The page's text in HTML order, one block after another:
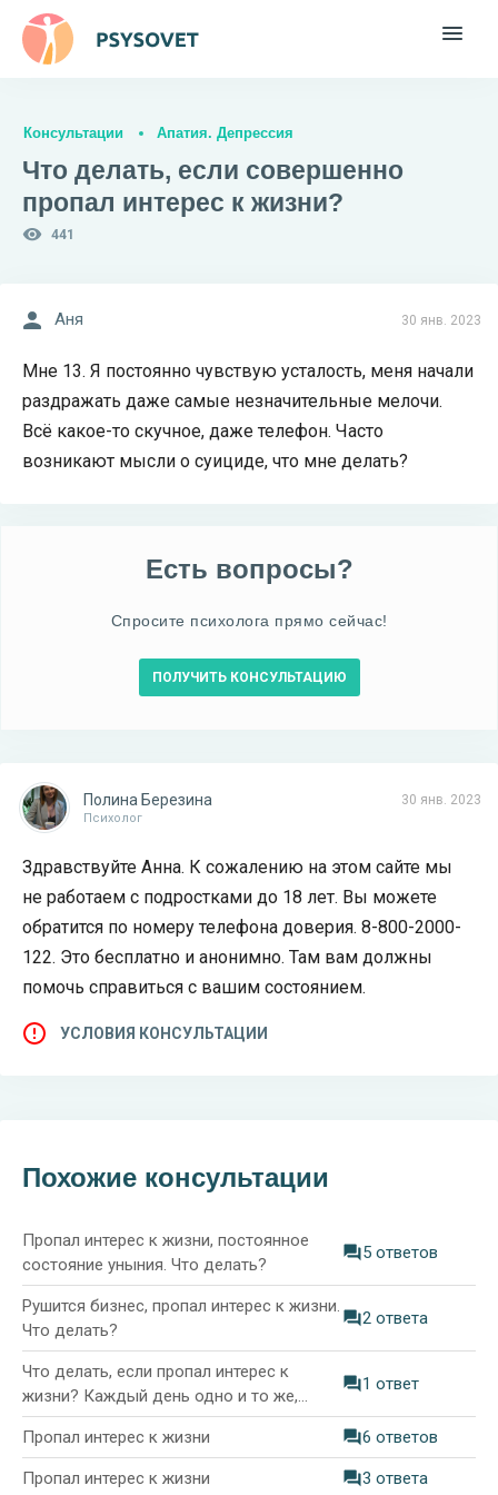
Консультации Апатия. Депрессия
Что делать, если совершенно
пропал интерес к жизни?
441
30 янв. 2023
Аня
Мне 13. Я постоянно чувствую усталость, меня начали
раздражать даже самые незначительные мелочи.
Всё какое-то скучное, даже телефон. Часто
возникают мысли о суициде, что мне делать?
Есть вопросы?
Спросите психолога прямо сейчас!
ПОЛУЧИТЬ КОНСУЛЬТАЦИЮ
30 янв. 2023
Полина Березина
Психолог
Здравствуйте Анна. К сожалению на этом сайте мы
не работаем с подростками до 18 лет. Вы можете
обратится по номеру телефона доверия. 8-800-2000-
122. Это бесплатно и анонимно. Там вам должны
помочь справиться с вашим состоянием.
УСЛОВИЯ КОНСУЛЬТАЦИИ
Похожие консультации
Пропал интерес к жизни, постоянное
состояние уныния. Что делать?
5 ответов
Рушится бизнес, пропал интерес к жизни.
Что делать?
2 ответа
Что делать, если пропал интерес к
жизни? Каждый день одно и то же,
неохота ничего делать
1 ответ
Пропал интерес к жизни 6 ответов
Пропал интерес к жизни 3 ответа